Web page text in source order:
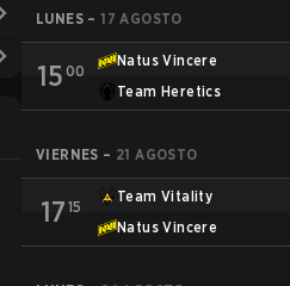
LUNES – 17 AGOSTO
15 00
Natus Vincere
Team Heretics
VIERNES – 21 AGOSTO
17 15
Team Vitality
Natus Vincere